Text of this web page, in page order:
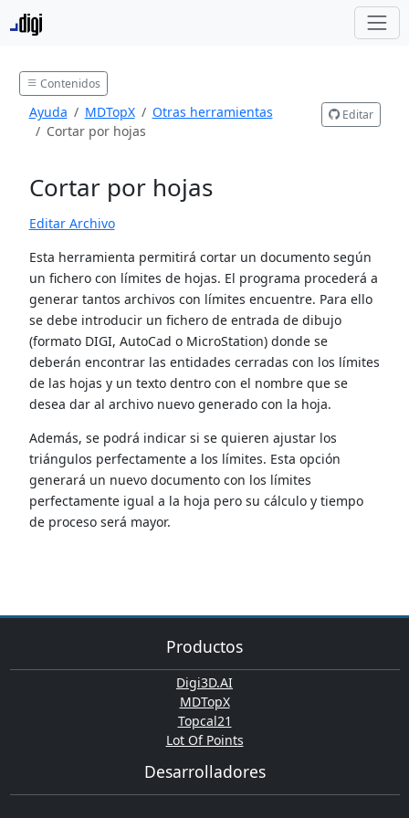
Contenidos
Ayuda MDTopX
Otras herramientas
Cortar por hojas
Editar
Cortar por hojas
Editar Archivo
Esta herramienta permitirá cortar un documento según
un fichero con límites de hojas. El programa procederá a
generar tantos archivos con límites encuentre. Para ello
se debe introducir un fichero de entrada de dibujo
(formato DIGI, AutoCad o MicroStation) donde se
deberán encontrar las entidades cerradas con los límites
de las hojas y un texto dentro con el nombre que se
desea dar al archivo nuevo generado con la hoja.
Además, se podrá indicar si se quieren ajustar los
triángulos perfectamente a los límites. Esta opción
generará un nuevo documento con los límites
perfectamente igual a la hoja pero su cálculo y tiempo
de proceso será mayor.
Productos
Digi3D.AI
MDTopX
Topcal21
Lot Of Points
Desarrolladores